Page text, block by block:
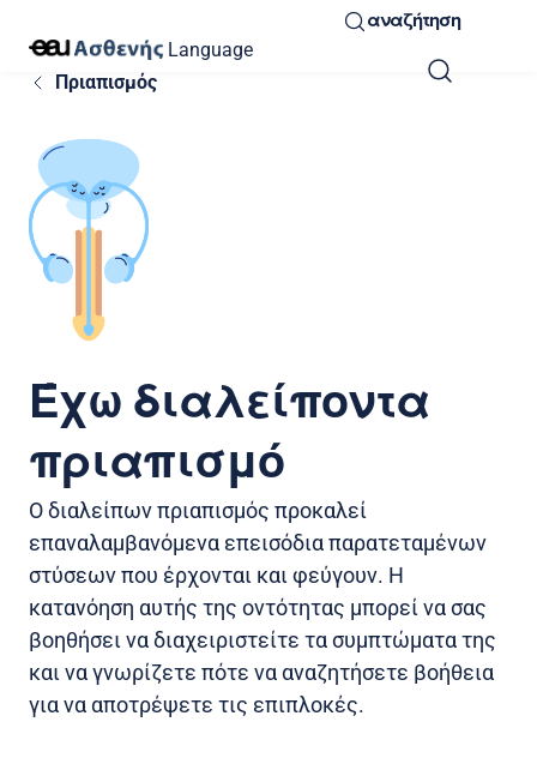
Language
αναζήτηση
Πριαπισμός
Έχω διαλείποντα
πριαπισμό
Ο διαλείπων πριαπισμός προκαλεί
επαναλαμβανόμενα επεισόδια παρατεταμένων
στύσεων που έρχονται και φεύγουν. Η
κατανόηση αυτής της οντότητας μπορεί να σας
βοηθήσει να διαχειριστείτε τα συμπτώματα της
και να γνωρίζετε πότε να αναζητήσετε βοήθεια
για να αποτρέψετε τις επιπλοκές.